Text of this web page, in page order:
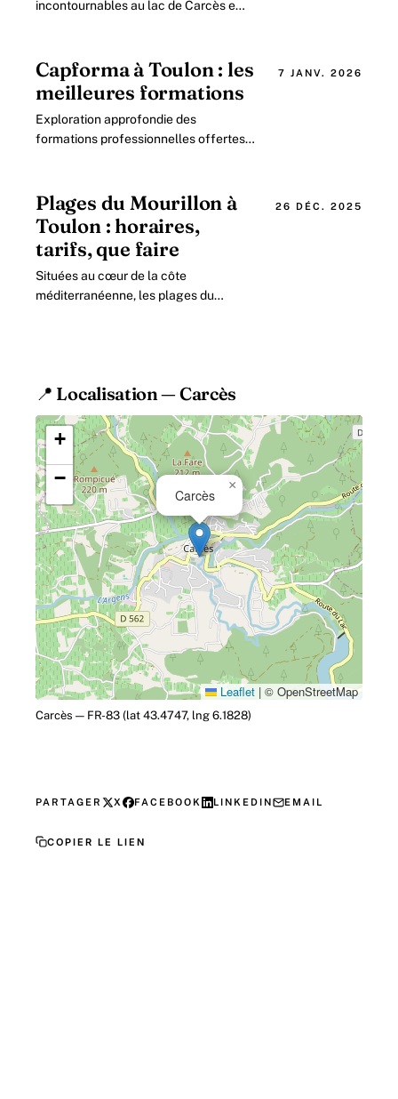
incontournables au lac de Carcès en
privilégié pour tous.
Capforma à Toulon : les
meilleures formations
Exploration approfondie des
formations professionnelles offertes
compétences.
7 JANV. 2026
Plages du Mourillon à
Toulon : horaires,
tarifs, que faire
Situées au cœur de la côte
méditerranéenne, les plages du
26 DÉC. 2025
📍 Localisation — Carcès
Carcès
×
+
−
Leaflet | © OpenStreetMap
Carcès — FR-83 (lat 43.4747, lng 6.1828)
PARTAGER X FACEBOOK LINKEDIN EMAIL
COPIER LE LIEN